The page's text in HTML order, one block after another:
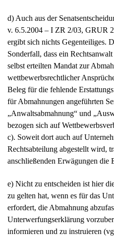
d) Auch aus der
v. 6.5.2004 – I ZR 2/03, GRUR
ergibt sich nichts Gegenteiliges.
Sonderfall, dass ein
selbst erteilten Mandat zur
wettbewerbsrechtlicher
Beleg für die fehlende
für Abmahnungen angeführten
„Anwaltsabmahnung“ und
bezogen sich auf
c). Soweit dort auch auf
Rechtsabteilung abgestellt wird,
anschließenden Erwägungen die
e) Nicht zu entscheiden ist hier
zu gelten hat, wenn es für das
erfordert, die Abmahnung
Unterwerfungserklärung
informieren und zu instruieren